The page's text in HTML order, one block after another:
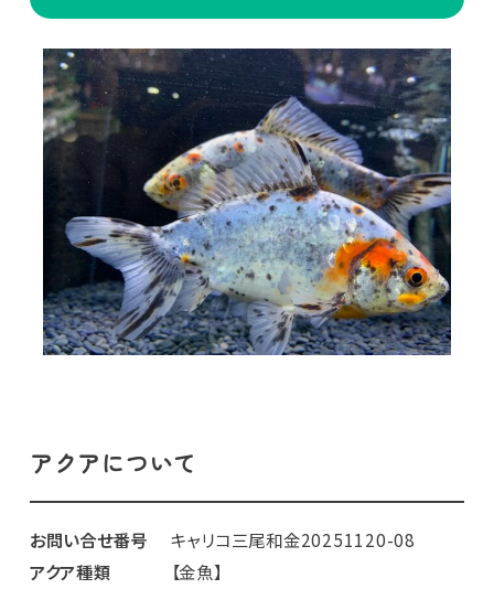
アクアについて
お問い合せ番号
キャリコ三尾和金20251120-08
アクア種類
【金魚】